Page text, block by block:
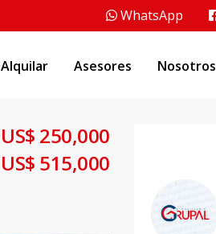
WhatsApp
Alquilar Asesores Nosotros
US$ 250,000
US$ 515,000